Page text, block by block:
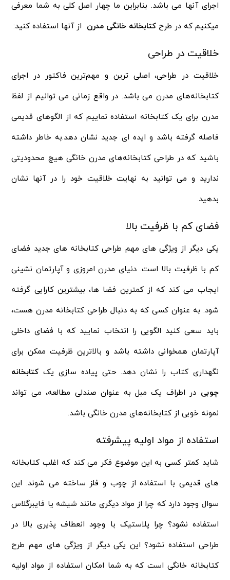
اجرای آنها می باشد. بنابراین ما چهار اصل کلی به شما معرفی
میکنیم که در طرحکتابخانه خانگی مدرن از آنها استفاده کنید:
خلاقیت در طراحی
خلاقیت در طراحی، اصلی ترین و مهم‌ترین فاکتور در اجرای
کتابخانه‌های مدرن می باشد. در واقع زمانی می‌ توانیم از لفظ
مدرن برای یک کتابخانه استفاده نماییم که از الگوهای قدیمی
فاصله گرفته باشد و ایده ای جدید نشان دهد.به خاطر داشته
باشید که در طراحی کتابخانه‌های مدرن خانگی هیچ محدودیتی
ندارید و می توانید به نهایت خلاقیت خود را در آنها نشان
بدهید.
فضای کم با ظرفیت بالا
یکی دیگر از ویژگی های مهم طراحی کتابخانه های جدید فضای
کم با ظرفیت بالا است. دنیای مدرن امروزی و آپارتمان نشینی
ایجاب می کند که از کمترین فضا ها، بیشترین کارایی گرفته
شود. به عنوان کسی که به دنبال طراحی کتابخانه مدرن هست،
باید سعی کنید الگویی را انتخاب نمایید که با فضای داخلی
آپارتمان همخوانی داشته باشد و بالاترین ظرفیت ممکن برای
نگهداری کتاب را نشان دهد. حتی پیاده سازی یک کتابخانه
چوبی در اطراف یک مبل به عنوان صندلی مطالعه، می تواند
نمونه خوبی از کتابخانه‌های مدرن خانگی باشد.
استفاده از مواد اولیه پیشرفته
شاید کمتر کسی به این موضوع فکر می کند که اغلب کتابخانه
های قدیمی با استفاده از چوب و فلز ساخته می شوند. این
سوال وجود دارد که چرا از مواد دیگری مانند شیشه یا فایبرگلاس
استفاده نشود؟ چرا پلاستیک با وجود انعطاف پذیری بالا در
طراحی استفاده نشود؟ این یکی دیگر از ویژگی های مهم طرح
کتابخانه خانگی است که به شما امکان استفاده از مواد اولیه